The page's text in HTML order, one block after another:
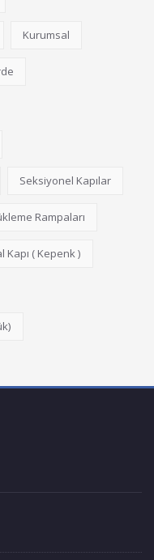
Kurumsal
Seksiyonel Kapılar
Rampaları
Kapı ( Kepenk )